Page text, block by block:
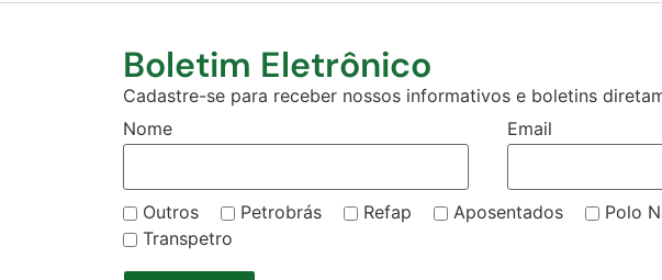
Boletim Eletrônico
Cadastre-se para receber nossos informativos e boletins
Nome
Email
Outros Petrobrás Refap Aposentados Polo
Transpetro